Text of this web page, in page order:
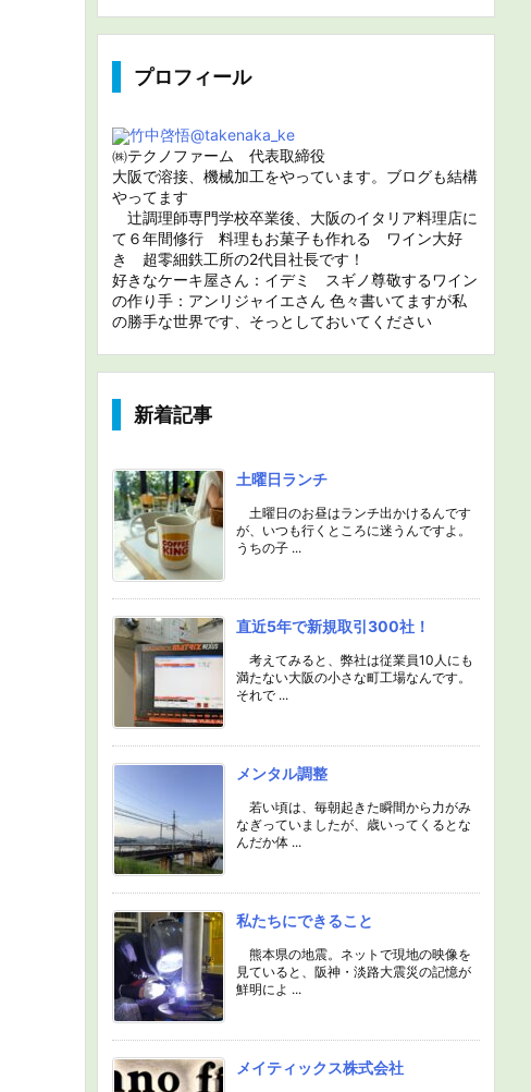
プロフィール
竹中啓悟@takenaka_ke
㈱テクノファーム 代表取締役
大阪で溶接、機械加工をやっています。ブログも結構
やってます
辻調理師専門学校卒業後、大阪のイタリア料理店に
て６年間修行 料理もお菓子も作れる ワイン大好
き 超零細鉄工所の2代目社長です！
好きなケーキ屋さん：イデミ スギノ尊敬するワイン
の作り手：アンリジャイエさん 色々書いてますが私
の勝手な世界です、そっとしておいてください
新着記事
土曜日ランチ
土曜日のお昼はランチ出かけるんです
が、いつも行くところに迷うんですよ。
うちの子 ...
直近5年で新規取引300社！
考えてみると、弊社は従業員10人にも
満たない大阪の小さな町工場なんです。
それで ...
メンタル調整
若い頃は、毎朝起きた瞬間から力がみ
なぎっていましたが、歳いってくるとな
んだか体 ...
私たちにできること
熊本県の地震。ネットで現地の映像を
見ていると、阪神・淡路大震災の記憶が
鮮明によ ...
メイティックス株式会社